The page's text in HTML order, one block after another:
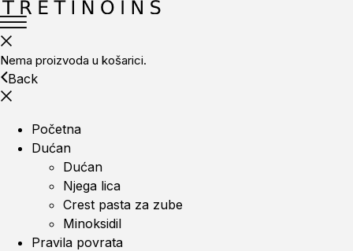
Nema proizvoda u košarici.
Back
Početna
Dućan
Dućan
Njega lica
Crest pasta za zube
Minoksidil
Pravila povrata